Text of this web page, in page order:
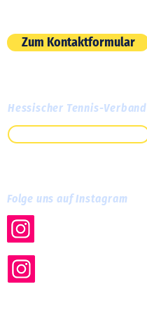
Zum Kontaktformular
Hessischer Tennis-Verband
Folge uns auf Instagram